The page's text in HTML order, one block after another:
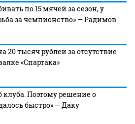
по 15 мячей за сезон, у
за чемпионство» — Радимов
20 тысяч рублей за отсутствие
«Спартака»
клуба. Поэтому решение о
быстро» — Даку